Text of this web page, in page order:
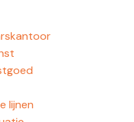
lijnen